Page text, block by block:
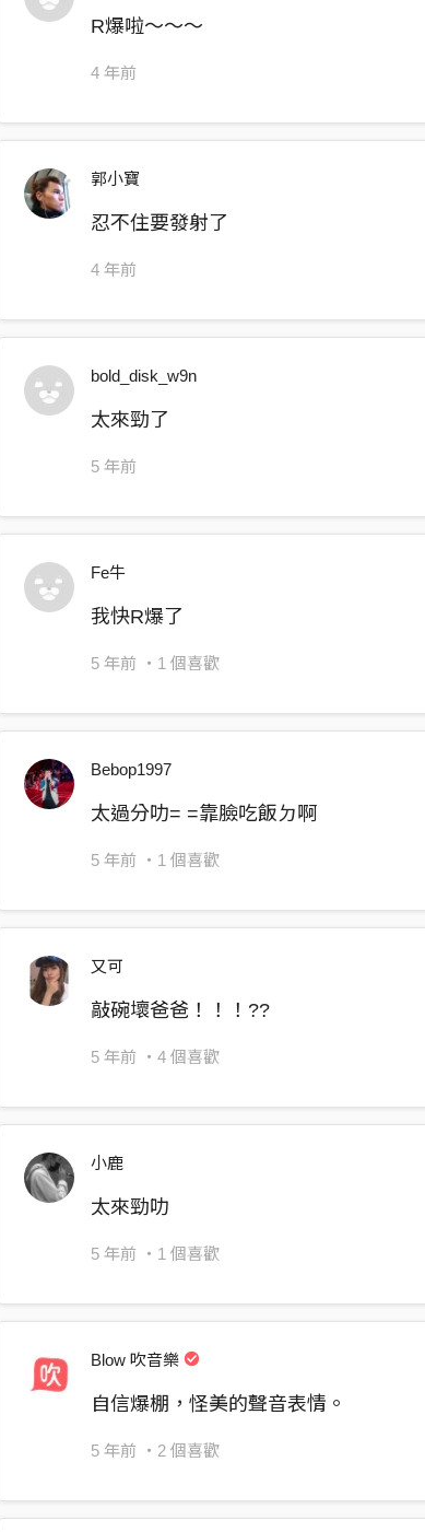
Laagigi ‘s coming bro
Laagigi ‘s coming bro
大屁屁發情瞜
我賤價拍賣一百塊我立刻當你婆
I can cut the price for you . You only need a
再多加一百就能輕輕下腰幫你摩
Pay an extra hunnid bill you’ll receive a lower
今天第一次嗎？ 小弟弟放輕鬆
First time here? Just relax boy.
I got whole lotta skill set and also know how to
The real bargain right here, hard -working and
Adobe Photoshop 還會些 illustrator
拜託賞個機 會
Please just spare a chance
我屁股翹 顏值高
I got the ass and the look
Ain’t nobody can match this
我知道讓我進棚會有太多人會心 碎
I know most of y’all gon’ be mad if win this audition
說我饒舌技巧只是網紅裡的低 配
抱歉我不是網紅公司叫我藝人
Sorry I’m not an model, they’ve called me artist
我美貌就連網美都說實在太過逼人
太不平等
It’s just not fair
他禿頭還能進這?
How come he got in with with no hair?
R爆啦～～～
4 年前
郭小寶
忍不住要發射了
4 年前
bold_disk_w9n
太來勁了
5 年前
Fe牛
我快R爆了
5 年前 ・1 個喜歡
Bebop1997
太過分叻= =靠臉吃飯ㄉ啊
5 年前 ・1 個喜歡
又可
敲碗壞爸爸！！！??
5 年前 ・4 個喜歡
小鹿
太來勁叻
5 年前 ・1 個喜歡
Blow 吹音樂
自信爆棚，怪美的聲音表情。
5 年前 ・2 個喜歡